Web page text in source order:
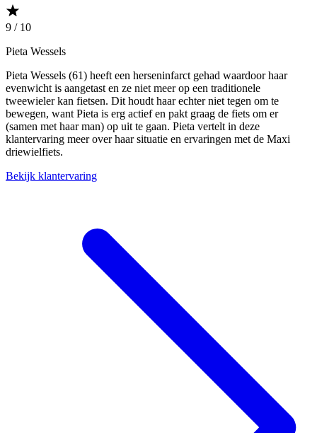
9 / 10
Pieta Wessels
Pieta Wessels (61) heeft een herseninfarct gehad waardoor haar
evenwicht is aangetast en ze niet meer op een traditionele
tweewieler kan fietsen. Dit houdt haar echter niet tegen om te
bewegen, want Pieta is erg actief en pakt graag de fiets om er
(samen met haar man) op uit te gaan. Pieta vertelt in deze
klantervaring meer over haar situatie en ervaringen met de Maxi
driewielfiets.
Bekijk klantervaring